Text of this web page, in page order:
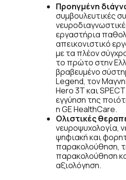
Προηγμένη
συμβουλευτικές
εργαστήρια
απεικονιστικό
με τα πλέον
το πρώτο στην
βραβευμένο
Legend, τον
Hero 3T και
εγγύηση της
η GE HealthCare.
Ολιστικές
νευροψυχολογία,
ψηφιακή και
παρακολούθηση,
παρακολούθηση
αξιολόγηση.